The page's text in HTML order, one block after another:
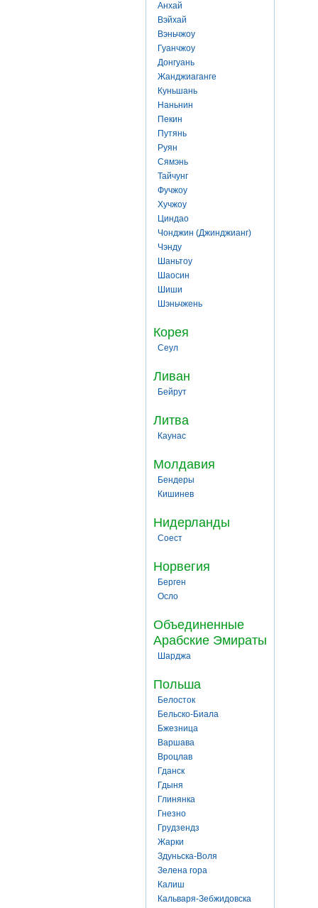
Анхай
Вэйхай
Вэньчжоу
Гуанчжоу
Донгуань
Жанджиаганге
Куньшань
Наньнин
Пекин
Путянь
Руян
Сямэнь
Тайчунг
Фучжоу
Хучжоу
Циндао
Чонджин (Джинджианг)
Чэнду
Шаньтоу
Шаосин
Шиши
Шэньчжень
Корея
Сеул
Ливан
Бейрут
Литва
Каунас
Молдавия
Бендеры
Кишинев
Нидерланды
Соест
Норвегия
Берген
Осло
Объединенные
Арабские Эмираты
Шарджа
Польша
Белосток
Бельско-Биала
Бжезница
Варшава
Вроцлав
Гданск
Гдыня
Глинянка
Гнезно
Грудзендз
Жарки
Здуньска-Воля
Зелена гора
Калиш
Кальваря-Зебжидовска